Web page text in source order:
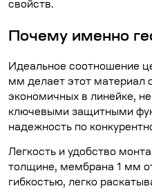
свойств.
Почему именно
Идеальное соотношение
мм делает этот материал
экономичных в линейке,
ключевыми защитными
надежность по
Легкость и удобство
толщине, мембрана 1 мм
гибкостью, легко